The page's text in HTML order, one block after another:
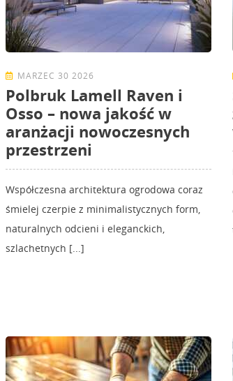
MARZEC 30 2026
Polbruk Lamell Raven i
Osso – nowa jakość w
aranżacji nowoczesnych
przestrzeni
Współczesna architektura ogrodowa coraz
śmielej czerpie z minimalistycznych form,
naturalnych odcieni i eleganckich,
szlachetnych [...]